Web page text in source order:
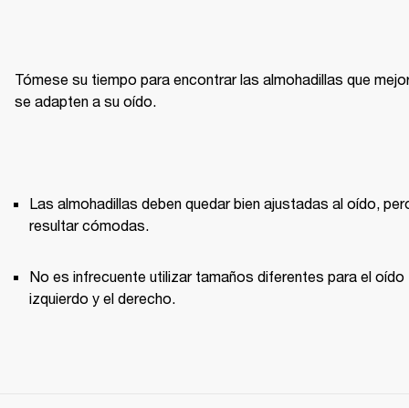
Tómese su tiempo para encontrar las almohadillas que
se adapten a su oído.
Las almohadillas deben quedar bien ajustadas al oído,
resultar cómodas.
No es infrecuente utilizar tamaños diferentes para el oído
izquierdo y el derecho.